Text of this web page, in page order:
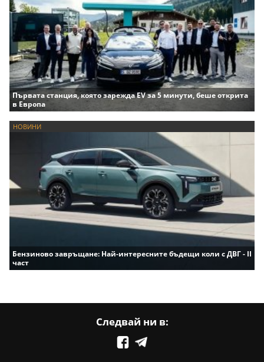
Първата станция, която зарежда EV за 5 минути, беше открита
в Европа
НОВИНИ
Бензиново завръщане: Най-интересните бъдещи коли с ДВГ - II
част
Следвай ни в: